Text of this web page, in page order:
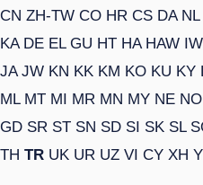
CN ZH-TW CO HR CS DA NL
KA DE EL GU HT HA HAW IW
JA JW KN KK KM KO KU KY
ML MT MI MR MN MY NE NO
GD SR ST SN SD SI SK SL
TH TR UK UR UZ VI CY XH YI